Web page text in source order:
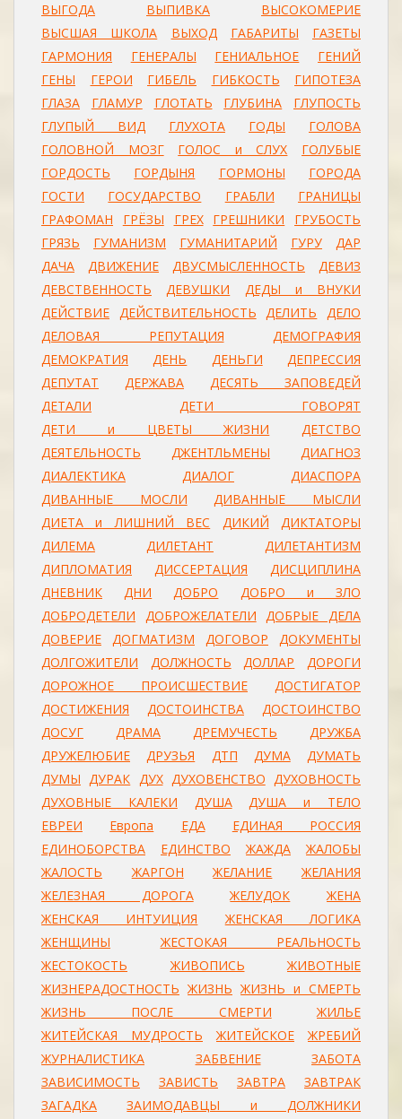
ВЫГОДА
ВЫПИВКА
ВЫСОКОМЕРИЕ
ВЫСШАЯ ШКОЛА
ВЫХОД ГАБАРИТЫ
ГАЗЕТЫ
ГАРМОНИЯ
ГЕНЕРАЛЫ ГЕНИАЛЬНОЕ
ГЕНИЙ
ГЕНЫ
ГЕРОИ ГИБЕЛЬ ГИБКОСТЬ
ГИПОТЕЗА
ГЛАЗА
ГЛАМУР ГЛОТАТЬ ГЛУБИНА
ГЛУПОСТЬ
ГЛУПЫЙ ВИД
ГЛУХОТА ГОДЫ
ГОЛОВА
ГОЛОВНОЙ МОЗГ
ГОЛОС и СЛУХ
ГОЛУБЫЕ
ГОРДОСТЬ
ГОРДЫНЯ ГОРМОНЫ
ГОРОДА
ГОСТИ
ГОСУДАРСТВО ГРАБЛИ
ГРАНИЦЫ
ГРАФОМАН
ГРЁЗЫ ГРЕХ ГРЕШНИКИ
ГРУБОСТЬ
ГРЯЗЬ
ГУМАНИЗМ ГУМАНИТАРИЙ ГУРУ
ДАР
ДАЧА
ДВИЖЕНИЕ ДВУСМЫСЛЕННОСТЬ
ДЕВИЗ
ДЕВСТВЕННОСТЬ
ДЕВУШКИ
ДЕДЫ и ВНУКИ
ДЕЙСТВИЕ ДЕЙСТВИТЕЛЬНОСТЬ ДЕЛИТЬ
ДЕЛО
ДЕЛОВАЯ РЕПУТАЦИЯ
ДЕМОГРАФИЯ
ДЕМОКРАТИЯ
ДЕНЬ ДЕНЬГИ
ДЕПРЕССИЯ
ДЕПУТАТ
ДЕРЖАВА
ДЕСЯТЬ ЗАПОВЕДЕЙ
ДЕТАЛИ
ДЕТИ ГОВОРЯТ
ДЕТИ и ЦВЕТЫ ЖИЗНИ
ДЕТСТВО
ДЕЯТЕЛЬНОСТЬ
ДЖЕНТЛЬМЕНЫ
ДИАГНОЗ
ДИАЛЕКТИКА
ДИАЛОГ
ДИАСПОРА
ДИВАННЫЕ МОСЛИ
ДИВАННЫЕ МЫСЛИ
ДИЕТА и ЛИШНИЙ ВЕС
ДИКИЙ
ДИКТАТОРЫ
ДИЛЕМА
ДИЛЕТАНТ
ДИЛЕТАНТИЗМ
ДИПЛОМАТИЯ
ДИССЕРТАЦИЯ
ДИСЦИПЛИНА
ДНЕВНИК
ДНИ ДОБРО
ДОБРО и ЗЛО
ДОБРОДЕТЕЛИ
ДОБРОЖЕЛАТЕЛИ ДОБРЫЕ ДЕЛА
ДОВЕРИЕ
ДОГМАТИЗМ ДОГОВОР
ДОКУМЕНТЫ
ДОЛГОЖИТЕЛИ
ДОЛЖНОСТЬ ДОЛЛАР
ДОРОГИ
ДОРОЖНОЕ ПРОИСШЕСТВИЕ
ДОСТИГАТОР
ДОСТИЖЕНИЯ
ДОСТОИНСТВА
ДОСТОИНСТВО
ДОСУГ
ДРАМА ДРЕМУЧЕСТЬ
ДРУЖБА
ДРУЖЕЛЮБИЕ
ДРУЗЬЯ ДТП ДУМА
ДУМАТЬ
ДУМЫ ДУРАК ДУХ ДУХОВЕНСТВО ДУХОВНОСТЬ
ДУХОВНЫЕ КАЛЕКИ
ДУША
ДУША и ТЕЛО
ЕВРЕИ
Европа ЕДА
ЕДИНАЯ РОССИЯ
ЕДИНОБОРСТВА
ЕДИНСТВО ЖАЖДА
ЖАЛОБЫ
ЖАЛОСТЬ
ЖАРГОН ЖЕЛАНИЕ
ЖЕЛАНИЯ
ЖЕЛЕЗНАЯ ДОРОГА
ЖЕЛУДОК
ЖЕНА
ЖЕНСКАЯ ИНТУИЦИЯ
ЖЕНСКАЯ ЛОГИКА
ЖЕНЩИНЫ
ЖЕСТОКАЯ РЕАЛЬНОСТЬ
ЖЕСТОКОСТЬ
ЖИВОПИСЬ
ЖИВОТНЫЕ
ЖИЗНЕРАДОСТНОСТЬ ЖИЗНЬ ЖИЗНЬ и СМЕРТЬ
ЖИЗНЬ ПОСЛЕ СМЕРТИ
ЖИЛЬЕ
ЖИТЕЙСКАЯ МУДРОСТЬ
ЖИТЕЙСКОЕ
ЖРЕБИЙ
ЖУРНАЛИСТИКА
ЗАБВЕНИЕ
ЗАБОТА
ЗАВИСИМОСТЬ
ЗАВИСТЬ ЗАВТРА
ЗАВТРАК
ЗАГАДКА
ЗАИМОДАВЦЫ и ДОЛЖНИКИ